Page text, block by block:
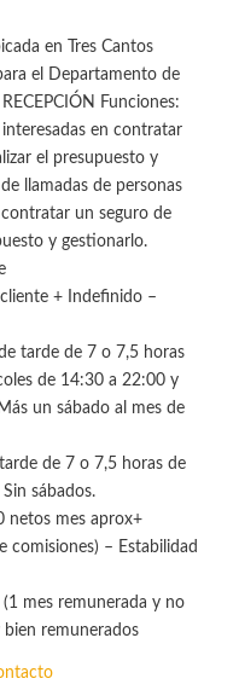
en Tres Cantos
el Departamento de
Funciones:
en contratar
el presupuesto y
llamadas de personas
un seguro de
y gestionarlo.
+ Indefinido –
tarde de 7 o 7,5 horas
de 14:30 a 22:00 y
un sábado al mes de
de 7 o 7,5 horas de
sábados.
netos mes aprox+
comisiones) – Estabilidad
mes remunerada y no
remunerados